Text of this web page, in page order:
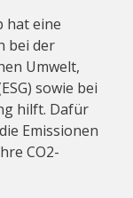
hat eine
bei der
Umwelt,
sowie bei
hilft. Dafür
Emissionen
CO2-